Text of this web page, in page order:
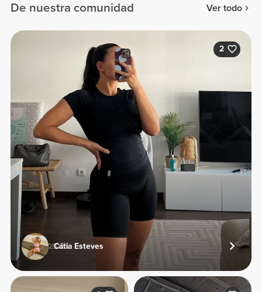
De nuestra comunidad Ver todo
2
Cátia Esteves